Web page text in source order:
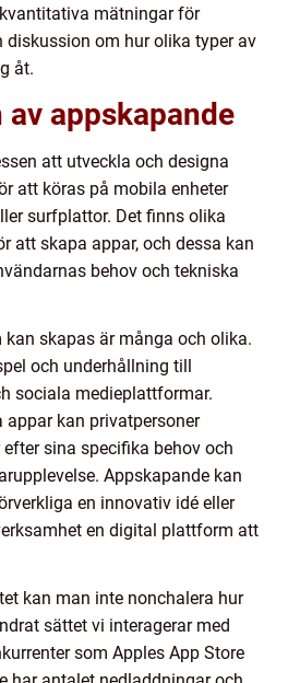
mätningar för
diskussion om hur olika typer av
åt.
appskapande
att utveckla och designa
att köras på mobila enheter
surfplattor. Det finns olika
att skapa appar, och dessa kan
behov och tekniska
kan skapas är många och olika.
och underhållning till
sociala medieplattformar.
appar kan privatpersoner
sina specifika behov och
Appskapande kan
en innovativ idé eller
en digital plattform att
kan man inte nonchalera hur
sättet vi interagerar med
som Apples App Store